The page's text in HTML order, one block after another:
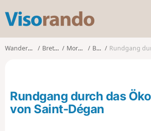
s
o
o
Wanderungen Bretagne Morbihan Brech Rundgang durch
Rundgang durch das
von Saint-Dégan